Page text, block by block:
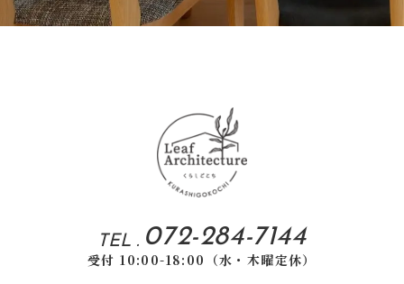
TEL . 072-284-7144
受付 10:00-18:00（水・木曜定休）